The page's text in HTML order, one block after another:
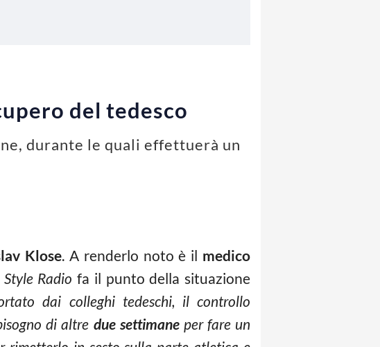
del tedesco
durante le quali effettuerà un
Klose. A renderlo noto è il medico
Radio fa il punto della situazione
dai colleghi tedeschi, il controllo
di altre due settimaneper fare un